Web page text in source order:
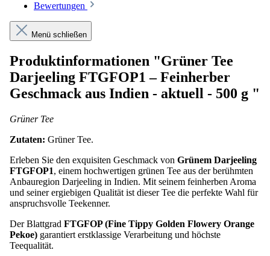
Bewertungen
Menü schließen
Produktinformationen "Grüner Tee
Darjeeling FTGFOP1 – Feinherber
Geschmack aus Indien - aktuell - 500 g "
Grüner Tee
Zutaten: Grüner Tee.
Erleben Sie den exquisiten Geschmack von Grünem Darjeeling
FTGFOP1, einem hochwertigen grünen Tee aus der berühmten
Anbauregion Darjeeling in Indien. Mit seinem feinherben Aroma
und seiner ergiebigen Qualität ist dieser Tee die perfekte Wahl für
anspruchsvolle Teekenner.
Der Blattgrad FTGFOP (Fine Tippy Golden Flowery Orange
Pekoe) garantiert erstklassige Verarbeitung und höchste
Teequalität.